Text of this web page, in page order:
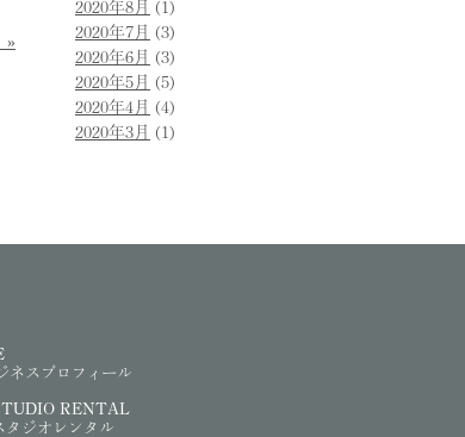
2020年8月 (1)
2020年7月 (3)
2020年6月 (3)
2020年5月 (5)
2020年4月 (4)
2020年3月 (1)
ネスプロフィール
RENTAL
タジオレンタル